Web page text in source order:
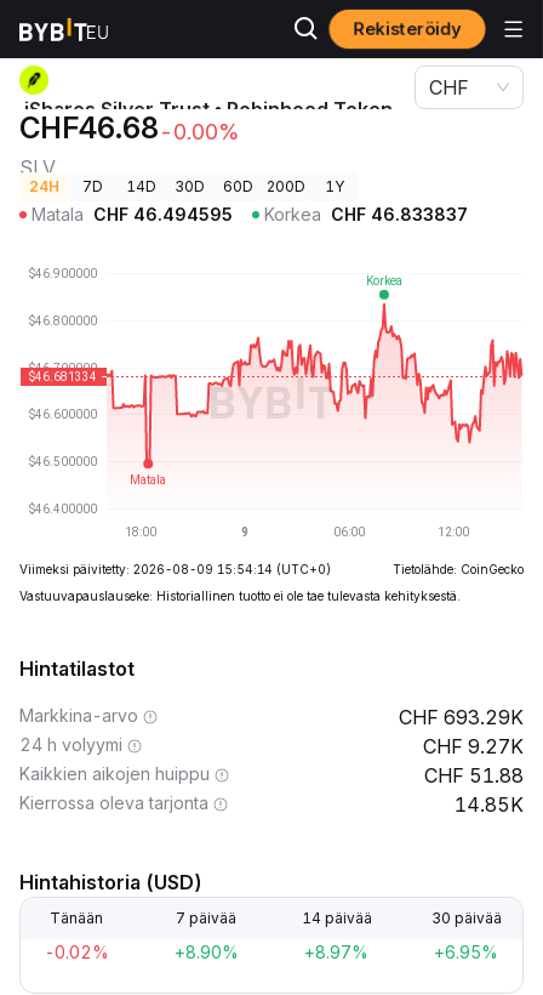
Rekisteröidy
Kryptohinnat iShares Silver Trust • Robinhood Token-hinta SLV
iShares Silver Trust • Robinhood Token-
hinta
SLV
CHF46.68-0.00%
CHF
24H 7D 14D 30D 60D 200D 1Y
Matala CHF 46.494595 Korkea CHF 46.833837
Viimeksi päivitetty: 2026-08-09 15:54:14 (UTC+0)
Tietolähde: CoinGecko
Vastuuvapauslauseke: Historiallinen tuotto ei ole tae tulevasta kehityksestä.
Hintatilastot
Markkina-arvo 693.29K
24 h volyymi 9.27K
Kaikkien aikojen huippu 51.88
Kierrossa oleva tarjonta 14.85K
Hintahistoria (USD)
Tänään 7 päivää 14 päivää 30 päivää
-0.02% +8.90% +8.97% +6.95%